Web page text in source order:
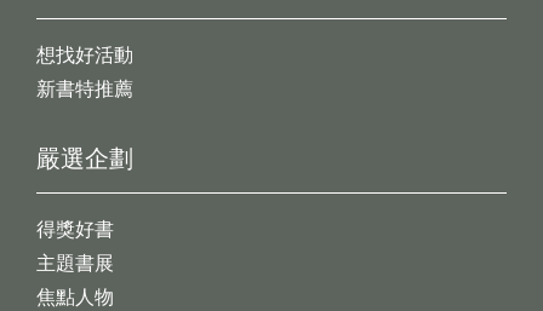
想找好活動
新書特推薦
嚴選企劃
得獎好書
主題書展
焦點人物